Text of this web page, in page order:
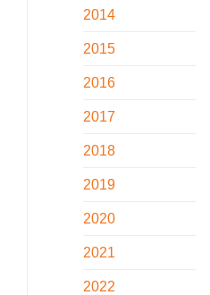
2014
2015
2016
2017
2018
2019
2020
2021
2022